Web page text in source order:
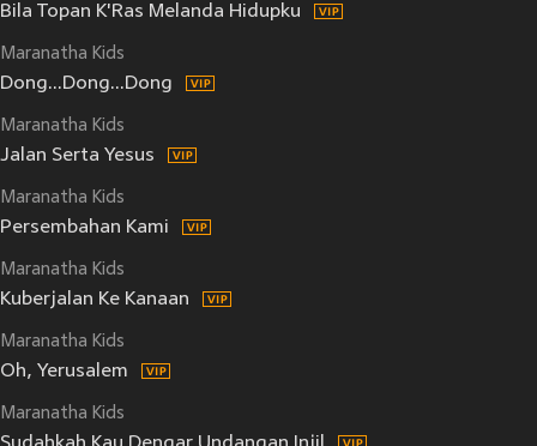
Bila Topan K'Ras Melanda Hidupku
Maranatha Kids
Dong...Dong...Dong
Maranatha Kids
Jalan Serta Yesus
Maranatha Kids
Persembahan Kami
Maranatha Kids
Kuberjalan Ke Kanaan
Maranatha Kids
Oh, Yerusalem
Maranatha Kids